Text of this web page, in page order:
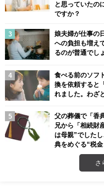
と思っていたの
ですか？
娘夫婦が仕事の
への負担も増え
るのが普通でし
食べる前のソフ
換を依頼すると
れました。わざ
父の葬儀で「香
兄から「相続財
は母親”でした
典をめぐる“税金
さ